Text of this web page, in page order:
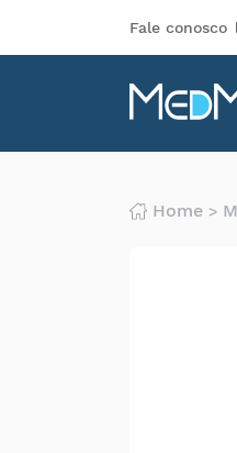
Fale conosco
Departamentos
Medicamentos
Higiene
Home